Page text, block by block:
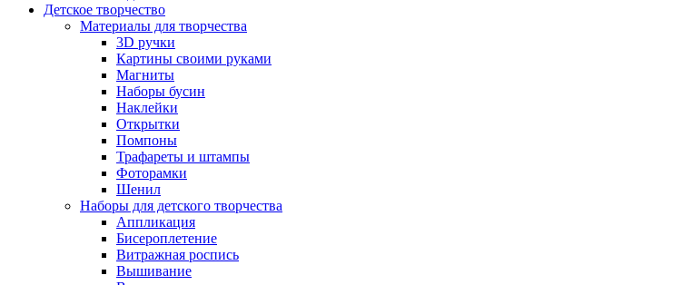
Детское творчество
Материалы для творчества
3D ручки
Картины своими руками
Магниты
Наборы бусин
Наклейки
Открытки
Помпоны
Трафареты и штампы
Фоторамки
Шенил
Наборы для детского творчества
Аппликация
Бисероплетение
Витражная роспись
Вышивание